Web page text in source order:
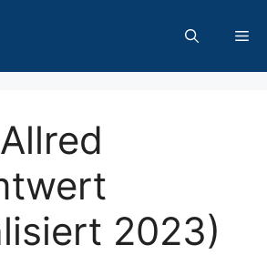
2023)